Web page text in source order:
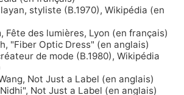
styliste (B.1970), Wikipédia (en
, Fête des lumières, Lyon (en français)
"Fiber Optic Dress" (en anglais)
de mode (B.1980), Wikipédia
, Not Just a Label (en anglais)
, Not Just a Label (en anglais)